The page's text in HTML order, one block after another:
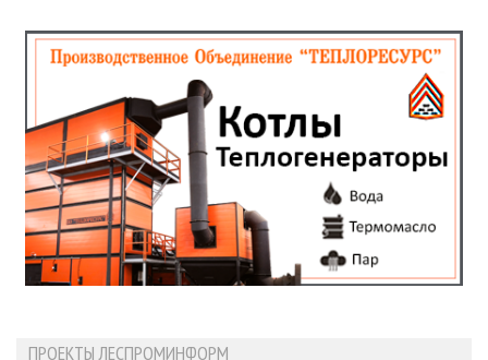
ПРОЕКТЫ ЛЕСПРОМИНФОРМ